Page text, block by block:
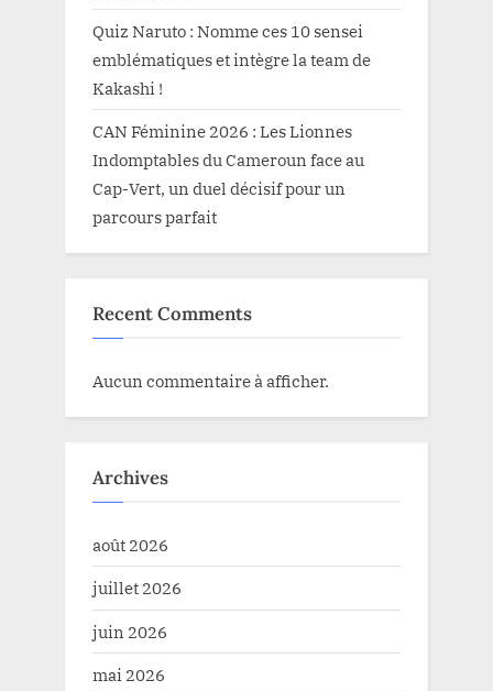
Quiz Naruto : Nomme ces 10 sensei
emblématiques et intègre la team de
Kakashi !
CAN Féminine 2026 : Les Lionnes
Indomptables du Cameroun face au
Cap-Vert, un duel décisif pour un
parcours parfait
Recent Comments
Aucun commentaire à afficher.
Archives
août 2026
juillet 2026
juin 2026
mai 2026